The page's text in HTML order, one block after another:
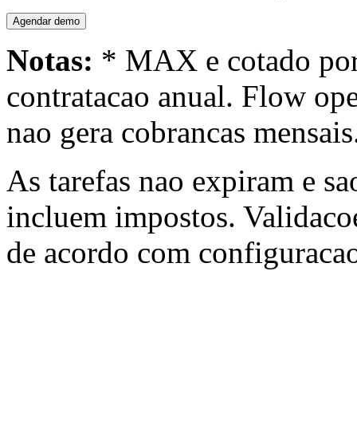
Agendar demo
Notas: * MAX e cotado
contratacao anual. Flow
nao gera cobrancas
As tarefas nao expiram e
incluem impostos.
de acordo com